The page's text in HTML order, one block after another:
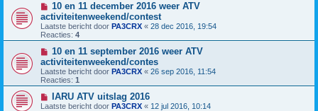
10 en 11 december 2016 weer ATV
activiteitenweekend/contest
Laatste bericht door PA3CRX « 28 dec 2016, 19:54
Reacties: 4
10 en 11 september 2016 weer ATV
activiteitenweekend/contes
Laatste bericht door PA3CRX « 26 sep 2016, 11:54
Reacties: 1
IARU ATV uitslag 2016
Laatste bericht door PA3CRX « 12 jul 2016, 10:14